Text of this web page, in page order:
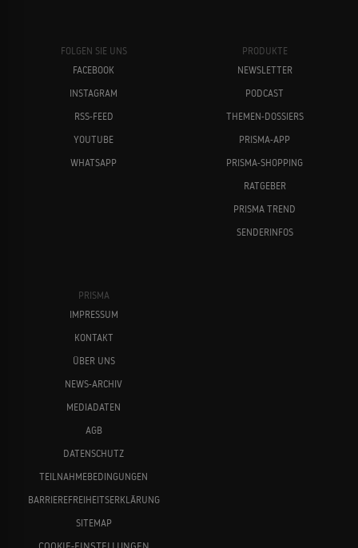
FOLGEN SIE UNS
FACEBOOK
INSTAGRAM
RSS-FEED
YOUTUBE
WHATSAPP
PRODUKTE
NEWSLETTER
PODCAST
THEMEN-DOSSIERS
PRISMA-APP
PRISMA-SHOPPING
RATGEBER
PRISMA TREND
SENDERINFOS
PRISMA
IMPRESSUM
KONTAKT
ÜBER UNS
NEWS-ARCHIV
MEDIADATEN
AGB
DATENSCHUTZ
TEILNAHMEBEDINGUNGEN
BARRIEREFREIHEITSERKLÄRUNG
SITEMAP
COOKIE-EINSTELLUNGEN